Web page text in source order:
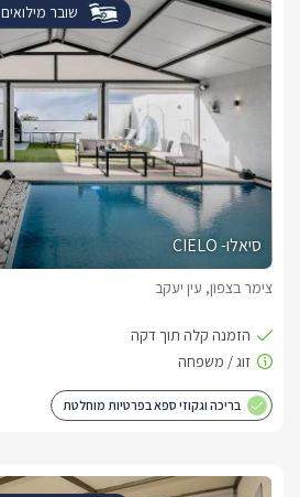
שובר מילואים
סיאלו- CIELO
צימר בצפון, עין יעקב
בריכה וגקוזי ספא בפרטיות מוחלטת